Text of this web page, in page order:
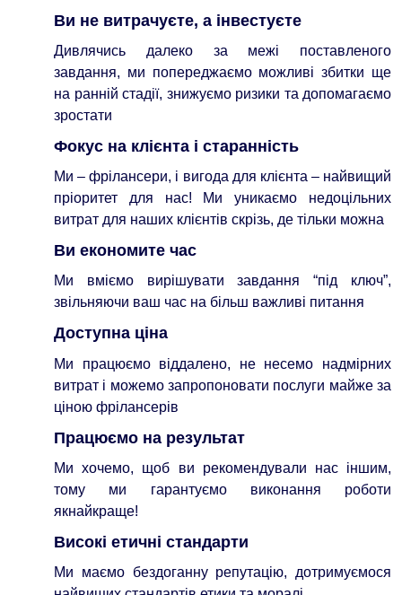
Ви не витрачуєте, а інвестуєте
Дивлячись далеко за межі поставленого
завдання, ми попереджаємо можливі збитки ще
на ранній стадії, знижуємо ризики та допомагаємо
зростати
Фокус на клієнта і старанність
Ми – фрілансери, і вигода для клієнта – найвищий
пріоритет для нас! Ми уникаємо недоцільних
витрат для наших клієнтів скрізь, де тільки можна
Ви економите час
Ми вміємо вирішувати завдання “під ключ”,
звільняючи ваш час на більш важливі питання
Доступна ціна
Ми працюємо віддалено, не несемо надмірних
витрат і можемо запропоновати послуги майже за
ціною фрілансерів
Працюємо на результат
Ми хочемо, щоб ви рекомендували нас іншим,
тому ми гарантуємо виконання роботи
якнайкраще!
Високі етичні стандарти
Ми маємо бездоганну репутацію, дотримуємося